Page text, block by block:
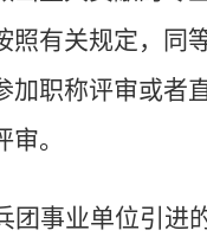
照有关规定，同
加职称评审或者
审。
团事业单位引进